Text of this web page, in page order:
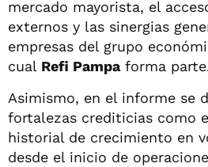
mercado mayorista, el
externos y las sinergias
empresas del grupo
cual Refi Pampaforma
Asimismo, en el informe se
fortalezas crediticias como
historial de crecimiento en
desde el inicio de